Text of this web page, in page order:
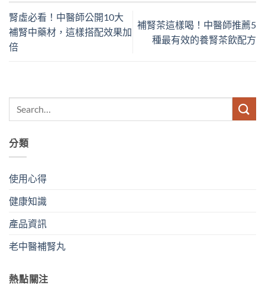
腎虛必看！中醫師公開10大
補腎中藥材，這樣搭配效果加
倍
補腎茶這樣喝！中醫師推薦5
種最有效的養腎茶飲配方
分類
使用心得
健康知識
產品資訊
老中醫補腎丸
熱點關注